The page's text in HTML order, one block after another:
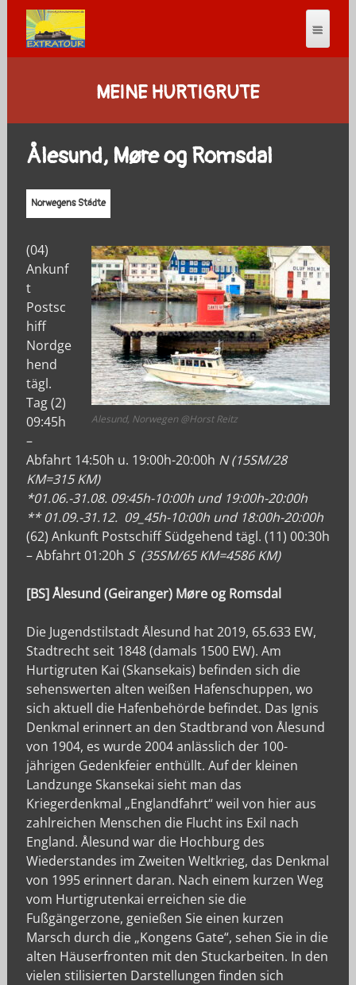
MEINE HURTIGRUTE
Ålesund, Møre og Romsdal
Norwegens Städte
Alesund, Norwegen @Horst Reitz
(04)
Ankunf
t
Postsc
hiff
Nordge
hend
tägl.
Tag (2)
09:45h
–
Abfahrt 14:50h u. 19:00h-20:00h N (15SM/28
KM=315 KM)
*01.06.-31.08. 09:45h-10:00h und 19:00h-20:00h
** 01.09.-31.12. 09_45h-10:00h und 18:00h-20:00h
(62) Ankunft Postschiff Südgehend tägl. (11) 00:30h
– Abfahrt 01:20h S (35SM/65 KM=4586 KM)
[BS] Ålesund (Geiranger) Møre og Romsdal
Die Jugendstilstadt Ålesund hat 2019, 65.633 EW,
Stadtrecht seit 1848 (damals 1500 EW). Am
Hurtigruten Kai (Skansekais) befinden sich die
sehenswerten alten weißen Hafenschuppen, wo
sich aktuell die Hafenbehörde befindet. Das Ignis
Denkmal erinnert an den Stadtbrand von Ålesund
von 1904, es wurde 2004 anlässlich der 100-
jährigen Gedenkfeier enthüllt. Auf der kleinen
Landzunge Skansekai sieht man das
Kriegerdenkmal „Englandfahrt“ weil von hier aus
zahlreichen Menschen die Flucht ins Exil nach
England. Ålesund war die Hochburg des
Wiederstandes im Zweiten Weltkrieg, das Denkmal
von 1995 erinnert daran. Nach einem kurzen Weg
vom Hurtigrutenkai erreichen sie die
Fußgängerzone, genießen Sie einen kurzen
Marsch durch die „Kongens Gate“, sehen Sie in die
alten Häuserfronten mit den Stuckarbeiten. In den
vielen stilisierten Darstellungen finden sich